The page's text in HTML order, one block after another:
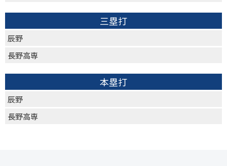
三塁打
辰野
長野高専
本塁打
辰野
長野高専